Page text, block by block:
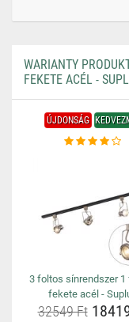
WARIANTY
FEKETE ACÉL -
ÚJDONSÁG
3 foltos sínrendszer 1
fekete acél -
32549 Ft